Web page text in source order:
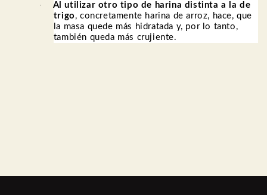
· Al utilizar otro tipo de harina distinta a la de
trigo , concretamente harina de arroz, hace, que
la masa quede más hidratada y, por lo tanto,
también queda más crujiente.